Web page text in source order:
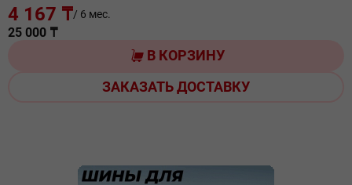
4 167 ₸/ 6 мес.
25 000 ₸
В КОРЗИНУ
ЗАКАЗАТЬ ДОСТАВКУ